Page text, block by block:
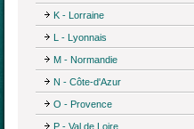
K - Lorraine
L - Lyonnais
M - Normandie
N - Côte-d'Azur
O - Provence
P - Val de Loire